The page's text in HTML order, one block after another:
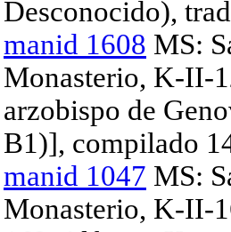
Desconocido),
manid 1608 MS:
Monasterio, K-II-
arzobispo de
B1)], compilado
manid 1047 MS:
Monasterio, K-II-